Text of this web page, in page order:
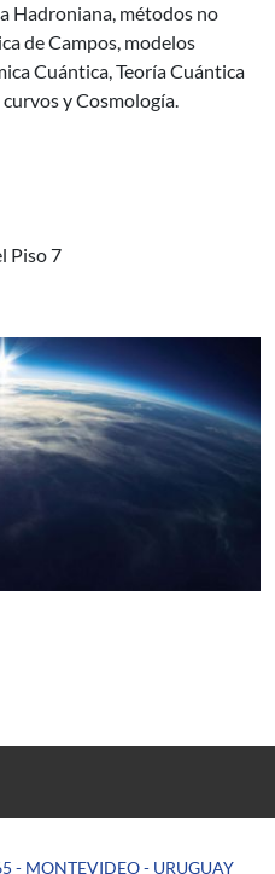
Hadroniana, métodos no
de Campos, modelos
Cuántica, Teoría Cuántica
y Cosmología.
Piso 7
- MONTEVIDEO - URUGUAY